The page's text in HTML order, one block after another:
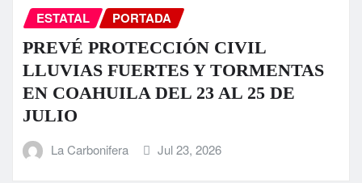
ESTATAL PORTADA
PREVÉ PROTECCIÓN CIVIL
LLUVIAS FUERTES Y TORMENTAS
EN COAHUILA DEL 23 AL 25 DE
JULIO
La Carbonifera Jul 23, 2026